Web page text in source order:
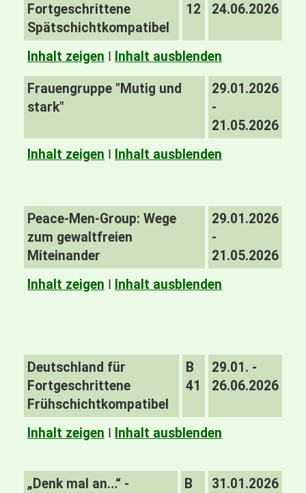
Fortgeschrittene
Spätschichtkompatibel
12
24.06.2026
Inhalt zeigen I Inhalt ausblenden
Frauengruppe "Mutig und
stark"
29.01.2026
-
21.05.2026
Inhalt zeigen I Inhalt ausblenden
Peace-Men-Group: Wege
zum gewaltfreien
Miteinander
29.01.2026
-
21.05.2026
Inhalt zeigen I Inhalt ausblenden
Deutschland für
Fortgeschrittene
Frühschichtkompatibel
B
41
29.01. -
26.06.2026
Inhalt zeigen I Inhalt ausblenden
„Denk mal an…“ -
B
31.01.2026